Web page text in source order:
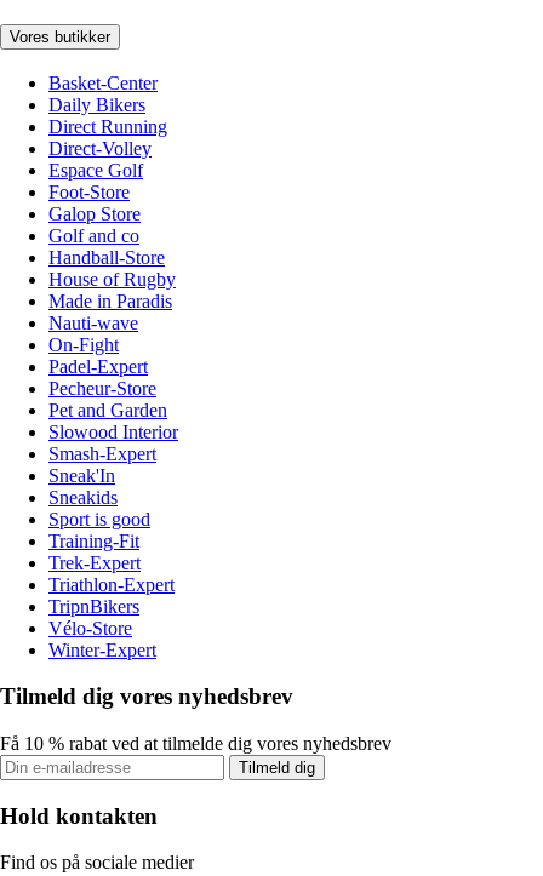
Vores butikker
Basket-Center
Daily Bikers
Direct Running
Direct-Volley
Espace Golf
Foot-Store
Galop Store
Golf and co
Handball-Store
House of Rugby
Made in Paradis
Nauti-wave
On-Fight
Padel-Expert
Pecheur-Store
Pet and Garden
Slowood Interior
Smash-Expert
Sneak'In
Sneakids
Sport is good
Training-Fit
Trek-Expert
Triathlon-Expert
TripnBikers
Vélo-Store
Winter-Expert
Tilmeld dig vores nyhedsbrev
Få 10 % rabat ved at tilmelde dig vores nyhedsbrev
Tilmeld dig
Hold kontakten
Find os på sociale medier